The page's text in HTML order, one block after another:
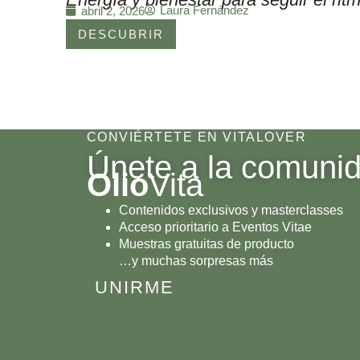
abril 2, 2026
Laura Fernández
DESCUBRIR
CONVIÉRTETE EN VITALOVER
Únete a la
OlioVita
Contenidos exclusivos y masterclasses
Acceso prioritario a Eventos Vitae
Muestras gratuitas de producto
…y muchas sorpresas más
UNIRME